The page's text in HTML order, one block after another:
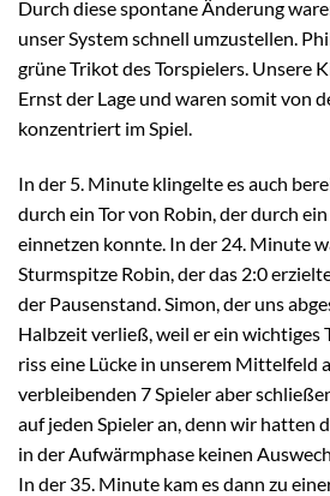
Durch diese spontane Änderung
unser System schnell umzustellen.
grüne Trikot des Torspielers. Unsere
Ernst der Lage und waren somit von
konzentriert im Spiel.
In der 5. Minute klingelte es auch
durch ein Tor von Robin, der durch
einnetzen konnte. In der 24. Minute
Sturmspitze Robin, der das 2:0
der Pausenstand. Simon, der uns
Halbzeit verließ, weil er ein wichtiges
riss eine Lücke in unserem Mittelfeld
verbleibenden 7 Spieler aber
auf jeden Spieler an, denn wir hatten
in der Aufwärmphase keinen
In der 35. Minute kam es dann zu